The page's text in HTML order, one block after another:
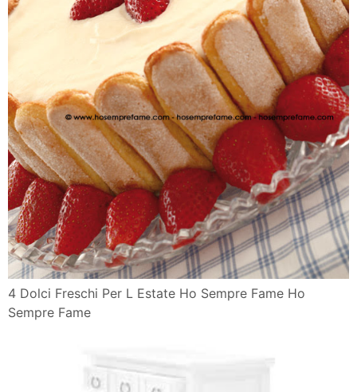
4 Dolci Freschi Per L Estate Ho Sempre Fame Ho
Sempre Fame